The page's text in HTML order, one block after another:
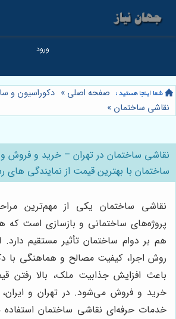
صفحه اصلی » دکوراسیون و
نقاشی ساختمان »
نقاشی ساختمان در تهران – خرید و فروش
ساختمان با بهترین قیمت از نمایندگی های
نقاشی ساختمان یکی از مهم‌ترین
پروژه‌های ساختمانی و بازسازی است که
هم بر دوام ساختمان تأثیر مستقیم
روش اجرا، کیفیت مصالح و هماهنگی با
باعث افزایش جذابیت ملک، بالا
خرید و فروش می‌شود. در تهران و
خدمات حرفه‌ای نقاشی ساختمان